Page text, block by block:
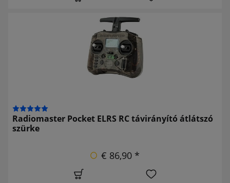
Radiomaster Pocket ELRS RC távirányító átlátszó
szürke
€ 86,90 *